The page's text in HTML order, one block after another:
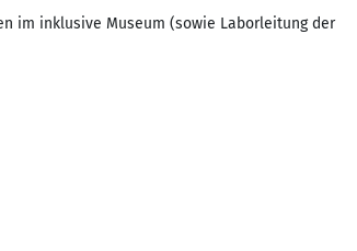
im inklusive Museum (sowie Laborleitung der